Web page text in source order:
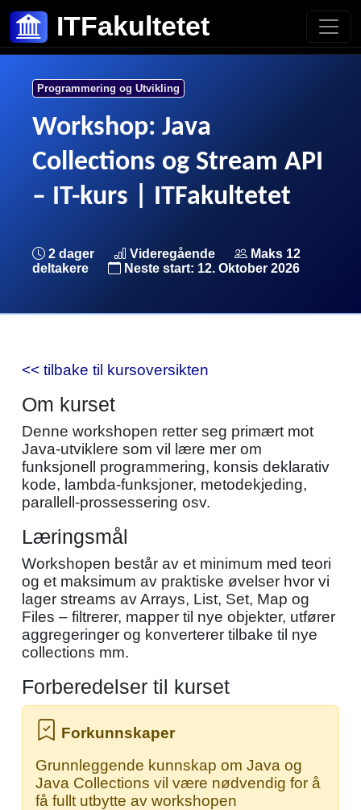
ITFakultetet
Programmering og Utvikling
Workshop: Java
Collections og Stream API
– IT-kurs | ITFakultetet
2 dager Videregående
Maks 12
deltakere
Neste start: 12. Oktober 2026
<< tilbake til kursoversikten
Om kurset
Denne workshopen retter seg primært mot
Java-utviklere som vil lære mer om
funksjonell programmering, konsis deklarativ
kode, lambda-funksjoner, metodekjeding,
parallell-prossessering osv.
Læringsmål
Workshopen består av et minimum med teori
og et maksimum av praktiske øvelser hvor vi
lager streams av Arrays, List, Set, Map og
Files – filtrerer, mapper til nye objekter, utfører
aggregeringer og konverterer tilbake til nye
collections mm.
Forberedelser til kurset
Forkunnskaper
Grunnleggende kunnskap om Java og
Java Collections vil være nødvendig for å
få fullt utbytte av workshopen